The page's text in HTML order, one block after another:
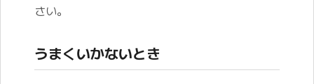
さい。
うまくいかないとき